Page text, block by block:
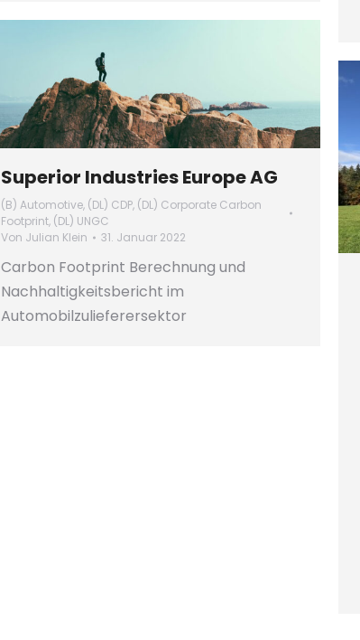
Superior Industries Europe AG
(B) Automotive, (DL) CDP, (DL) Corporate Carbon
Footprint, (DL) UNGC
Von Julian Klein 31. Januar 2022
Carbon Footprint Berechnung und
Nachhaltigkeitsbericht im
Automobilzulieferersektor